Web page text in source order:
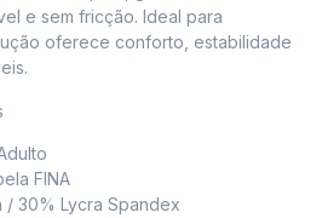
e sem fricção. Ideal para
oferece conforto, estabilidade
FINA
30% Lycra Spandex